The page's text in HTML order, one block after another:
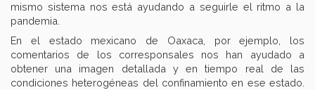
mismo sistema nos está ayudando a seguirle el ritmo a la
pandemia.
En el estado mexicano de Oaxaca, por ejemplo, los
comentarios de los corresponsales nos han ayudado a
obtener una imagen detallada y en tiempo real de las
condiciones heterogéneas del confinamiento en ese estado.